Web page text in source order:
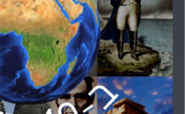
קרדיט תמונות:יוסי מצרי